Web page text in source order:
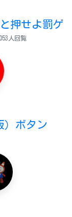
押せよ罰ゲ
人回覧
）ボタン